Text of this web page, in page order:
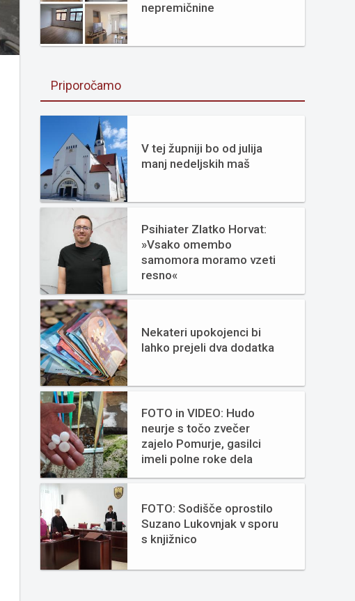
nepremičnine
Priporočamo
V tej župniji bo od julija
manj nedeljskih maš
Psihiater Zlatko Horvat:
»Vsako omembo
samomora moramo vzeti
resno«
Nekateri upokojenci bi
lahko prejeli dva dodatka
FOTO in VIDEO: Hudo
neurje s točo zvečer
zajelo Pomurje, gasilci
imeli polne roke dela
FOTO: Sodišče oprostilo
Suzano Lukovnjak v sporu
s knjižnico